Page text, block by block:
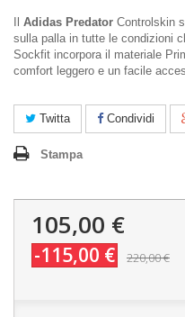
Adidas Predator Controlskin
sulla palla in tutte le condizioni
Sockfit incorpora il materiale
comfort leggero e un facile
Twitta Condividi
Stampa
105,00 €
-115,00 € 220,00 €